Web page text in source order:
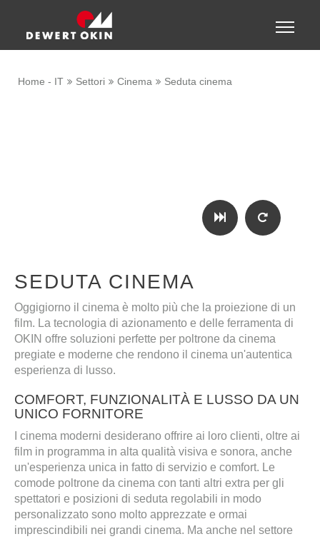
Toggle
Home - IT Settori Cinema Seduta cinema
SEDUTA CINEMA
Oggigiorno il cinema è molto più che la proiezione di un
film. La tecnologia di azionamento e delle ferramenta di
OKIN offre soluzioni perfette per poltrone da cinema
pregiate e moderne che rendono il cinema un'autentica
esperienza di lusso.
COMFORT, FUNZIONALITÀ E LUSSO DA UN
UNICO FORNITORE
I cinema moderni desiderano offrire ai loro clienti, oltre ai
film in programma in alta qualità visiva e sonora, anche
un'esperienza unica in fatto di servizio e comfort. Le
comode poltrone da cinema con tanti altri extra per gli
spettatori e posizioni di seduta regolabili in modo
personalizzato sono molto apprezzate e ormai
imprescindibili nei grandi cinema. Ma anche nel settore